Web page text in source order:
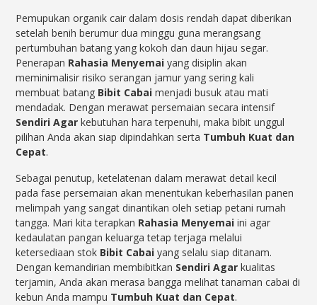
Pemupukan organik cair dalam dosis rendah dapat diberikan
setelah benih berumur dua minggu guna merangsang
pertumbuhan batang yang kokoh dan daun hijau segar.
Penerapan Rahasia Menyemai yang disiplin akan
meminimalisir risiko serangan jamur yang sering kali
membuat batang Bibit Cabai menjadi busuk atau mati
mendadak. Dengan merawat persemaian secara intensif
Sendiri Agar kebutuhan hara terpenuhi, maka bibit unggul
pilihan Anda akan siap dipindahkan serta Tumbuh Kuat dan
Cepat.
Sebagai penutup, ketelatenan dalam merawat detail kecil
pada fase persemaian akan menentukan keberhasilan panen
melimpah yang sangat dinantikan oleh setiap petani rumah
tangga. Mari kita terapkan Rahasia Menyemai ini agar
kedaulatan pangan keluarga tetap terjaga melalui
ketersediaan stok Bibit Cabai yang selalu siap ditanam.
Dengan kemandirian membibitkan Sendiri Agar kualitas
terjamin, Anda akan merasa bangga melihat tanaman cabai di
kebun Anda mampu Tumbuh Kuat dan Cepat.